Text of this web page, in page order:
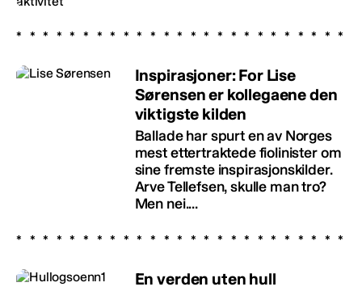
Inspirasjoner: For Lise
Sørensen er kollegaene den
viktigste kilden
Ballade har spurt en av Norges
mest ettertraktede fiolinister om
sine fremste inspirasjonskilder.
Arve Tellefsen, skulle man tro?
Men nei....
En verden uten hull